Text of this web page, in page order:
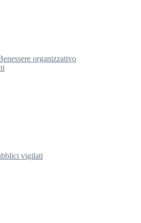
organizzativo
vigilati